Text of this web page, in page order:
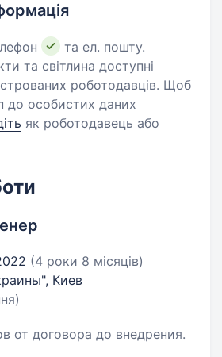
та ел. пошту.
та світлина доступні
роботодавців. Щоб
до особистих даних
як роботодавець або
(4 роки 8 місяців)
Киев
от договора до внедрения.